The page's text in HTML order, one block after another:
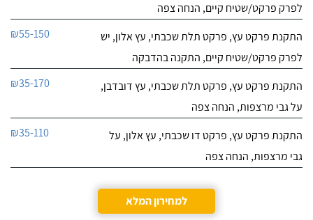
לפרק פרקט/שטיח קיים, הנחה צפה
התקנת פרקט עץ, פרקט תלת שכבתי, עץ אלון, יש
לפרק פרקט/שטיח קיים, התקנה בהדבקה
₪55-150
התקנת פרקט עץ, פרקט תלת שכבתי, עץ דובדבן,
על גבי מרצפות, הנחה צפה
₪35-170
התקנת פרקט עץ, פרקט דו שכבתי, עץ אלון, על
גבי מרצפות, הנחה צפה
₪35-110
למחירון המלא